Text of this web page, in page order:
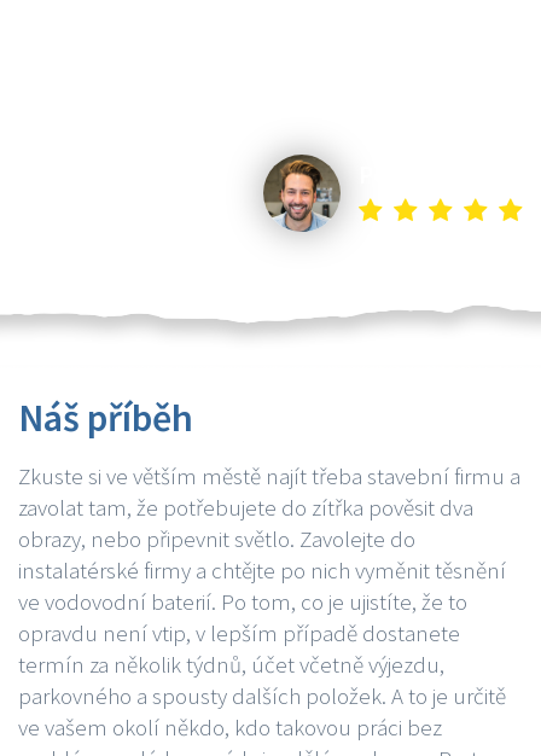
Náš příběh
Zkuste si ve větším městě najít třeba stavební firmu a
zavolat tam, že potřebujete do zítřka pověsit dva
obrazy, nebo připevnit světlo. Zavolejte do
instalatérské firmy a chtějte po nich vyměnit těsnění
ve vodovodní baterií. Po tom, co je ujistíte, že to
opravdu není vtip, v lepším případě dostanete
termín za několik týdnů, účet včetně výjezdu,
parkovného a spousty dalších položek. A to je určitě
ve vašem okolí někdo, kdo takovou práci bez